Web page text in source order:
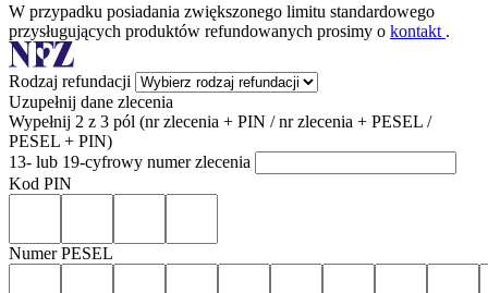
W przypadku posiadania zwiększonego limitu standardowego
przysługujących produktów refundowanych prosimy o kontakt .
Rodzaj refundacji
Uzupełnij dane zlecenia
Wypełnij 2 z 3 pól (nr zlecenia + PIN / nr zlecenia + PESEL /
PESEL + PIN)
13- lub 19-cyfrowy numer zlecenia
Kod PIN
Numer PESEL